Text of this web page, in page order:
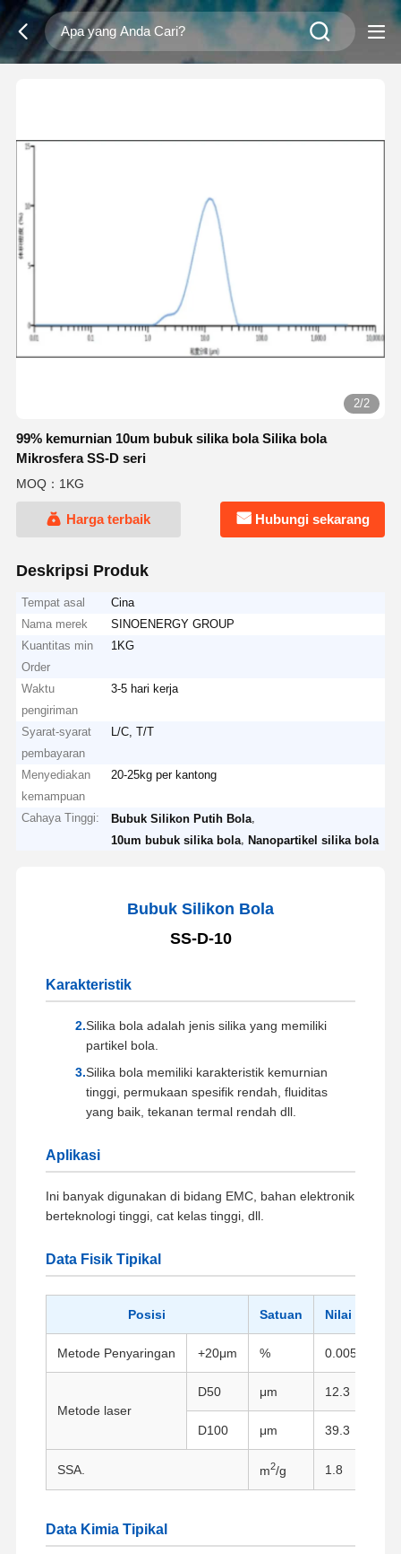
2/2
99% kemurnian 10um bubuk silika bola Silika bola
Mikrosfera SS-D seri
MOQ：1KG
Harga terbaik Hubungi sekarang
Deskripsi Produk
Tempat asal
Cina
Nama merek
SINOENERGY GROUP
Kuantitas min
Order
1KG
Waktu
pengiriman
3-5 hari kerja
Syarat-syarat
pembayaran
L/C, T/T
Menyediakan
kemampuan
20-25kg per kantong
Cahaya Tinggi: Bubuk Silikon Putih Bola
10um bubuk silika bola ,Nanopartikel silika bola
Bubuk Silikon Bola
SS-D-10
Karakteristik
Silika bola adalah jenis silika yang memiliki
partikel bola.
Silika bola memiliki karakteristik kemurnian
tinggi, permukaan spesifik rendah, fluiditas
yang baik, tekanan termal rendah dll.
Aplikasi
Ini banyak digunakan di bidang EMC, bahan elektronik
berteknologi tinggi, cat kelas tinggi, dll.
Data Fisik Tipikal
Posisi Satuan Nilai tipikal
Metode Penyaringan +20μm % 0.0056
Metode laser
D50 μm 12.3
D100 μm 39.3
SSA. m2/g 1.8
Data Kimia Tipikal